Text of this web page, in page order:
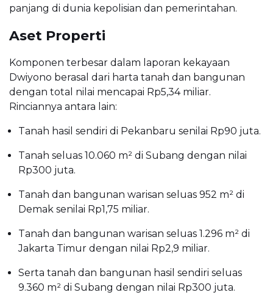
panjang di dunia kepolisian dan pemerintahan.
Aset Properti
Komponen terbesar dalam laporan kekayaan
Dwiyono berasal dari harta tanah dan bangunan
dengan total nilai mencapai Rp5,34 miliar.
Rinciannya antara lain:
Tanah hasil sendiri di Pekanbaru senilai Rp90 juta.
Tanah seluas 10.060 m² di Subang dengan nilai
Rp300 juta.
Tanah dan bangunan warisan seluas 952 m² di
Demak senilai Rp1,75 miliar.
Tanah dan bangunan warisan seluas 1.296 m² di
Jakarta Timur dengan nilai Rp2,9 miliar.
Serta tanah dan bangunan hasil sendiri seluas
9.360 m² di Subang dengan nilai Rp300 juta.